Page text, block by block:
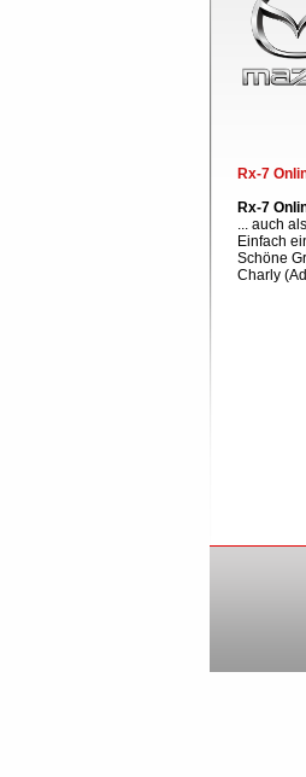
Rx-7
Rx-7
... auch
Einfach
Schöne
Charly